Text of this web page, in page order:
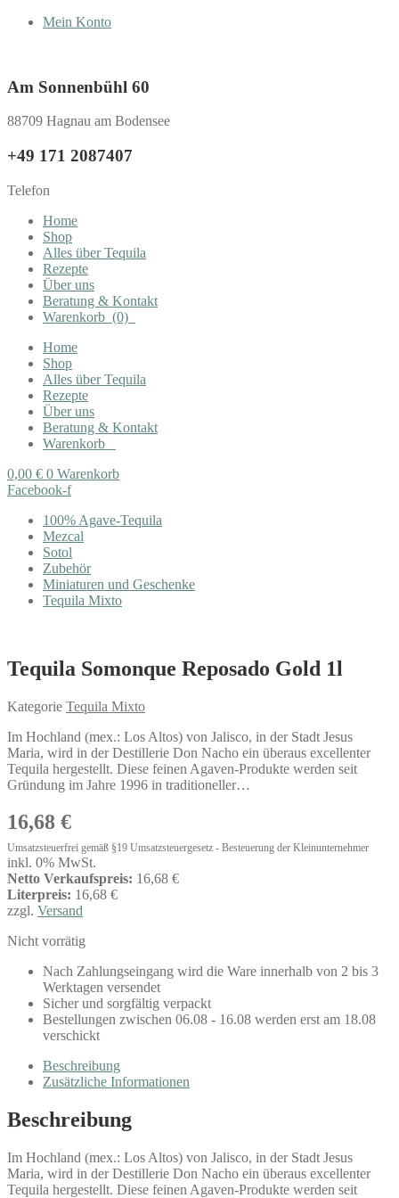
Mein Konto
Am Sonnenbühl 60
88709 Hagnau am Bodensee
+49 171 2087407
Telefon
Home
Shop
Alles über Tequila
Rezepte
Über uns
Beratung & Kontakt
Warenkorb (0)
Home
Shop
Alles über Tequila
Rezepte
Über uns
Beratung & Kontakt
Warenkorb
0,00 € 0 Warenkorb
Facebook-f
100% Agave-Tequila
Mezcal
Sotol
Zubehör
Miniaturen und Geschenke
Tequila Mixto
Tequila Somonque Reposado Gold 1l
Kategorie Tequila Mixto
Im Hochland (mex.: Los Altos) von Jalisco, in der Stadt Jesus
Maria, wird in der Destillerie Don Nacho ein überaus excellenter
Tequila hergestellt. Diese feinen Agaven-Produkte werden seit
Gründung im Jahre 1996 in traditioneller…
16,68 €
Umsatzsteuerfrei gemäß §19 Umsatzsteuergesetz - Besteuerung der Kleinunternehmer
inkl. 0% MwSt.
Netto Verkaufspreis: 16,68 €
Literpreis: 16,68 €
zzgl. Versand
Nicht vorrätig
Nach Zahlungseingang wird die Ware innerhalb von 2 bis 3
Werktagen versendet
Sicher und sorgfältig verpackt
Bestellungen zwischen 06.08 - 16.08 werden erst am 18.08
verschickt
Beschreibung
Zusätzliche Informationen
Beschreibung
Im Hochland (mex.: Los Altos) von Jalisco, in der Stadt Jesus
Maria, wird in der Destillerie Don Nacho ein überaus excellenter
Tequila hergestellt. Diese feinen Agaven-Produkte werden seit